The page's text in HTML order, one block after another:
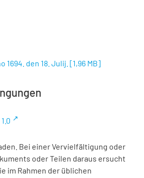
1694. den 18. Julij. [1,96 MB]
Bei einer Vervielfältigung oder
oder Teilen daraus ersucht
im Rahmen der üblichen